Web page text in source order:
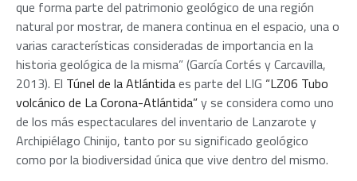
que forma parte del patrimonio geológico de una región
natural por mostrar, de manera continua en el espacio, una o
varias características consideradas de importancia en la
historia geológica de la misma” (García Cortés y Carcavilla,
2013). El Túnel de la Atlántidaes parte del LIG “LZ06 Tubo
volcánico de La Corona-Atlántida”y se considera como uno
de los más espectaculares del inventario de Lanzarote y
Archipiélago Chinijo, tanto por su significado geológico
como por la biodiversidad única que vive dentro del mismo.